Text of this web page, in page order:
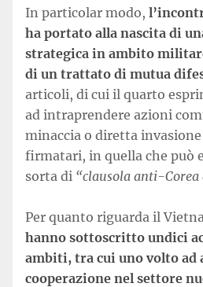
In particolar modo,
ha portato alla nascita di
strategica in ambito
di un trattato di mutua
articoli, di cui il quarto
ad intraprendere azioni
minaccia o diretta
firmatari, in quella che può
sorta di “clausola anti-Corea
Per quanto riguarda il
hanno sottoscritto undici
ambiti, tra cui uno volto ad
cooperazione nel settore